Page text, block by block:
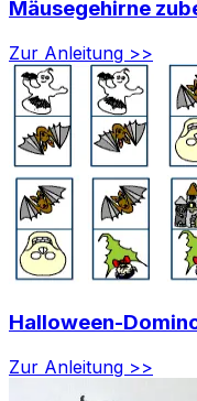
Mäusegehirne
Zur Anleitung >>
Halloween-
Zur Anleitung >>